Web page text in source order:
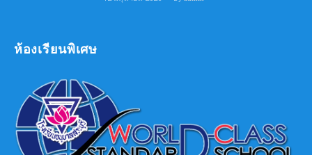
ห้องเรียนพิเศษ